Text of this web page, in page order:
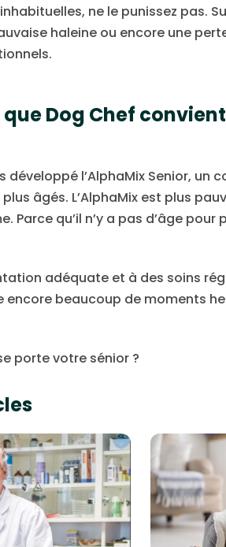
ne le punissez pas.
haleine ou encore une
Dog Chef
développé l’AlphaMix Senior,
âgés. L’AlphaMix est plus
Parce qu’il n’y a pas d’âge pour
adéquate et à des soins
encore beaucoup de moments
porte votre sénior ?